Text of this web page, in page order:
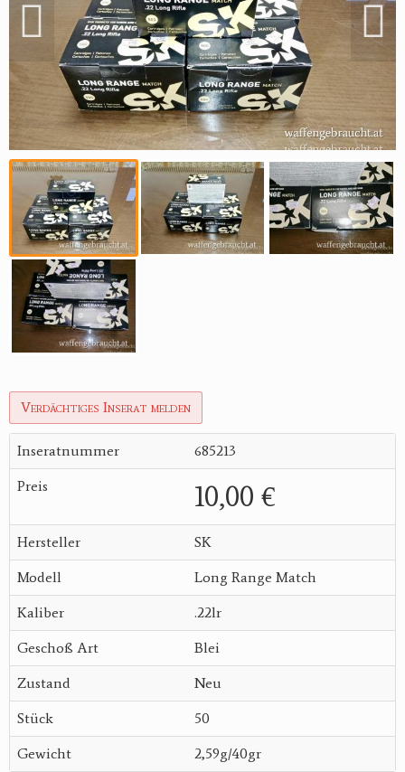
Verdächtiges Inserat melden
Inseratnummer 685213
Preis 10,00 €
Hersteller SK
Modell Long Range Match
Kaliber .22lr
Geschoß Art Blei
Zustand Neu
Stück 50
Gewicht 2,59g/40gr